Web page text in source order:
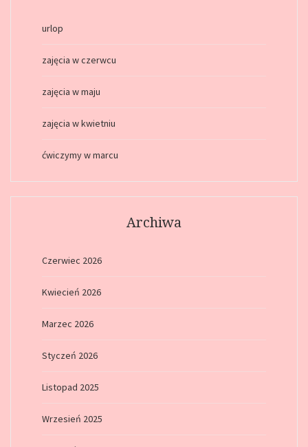
urlop
zajęcia w czerwcu
zajęcia w maju
zajęcia w kwietniu
ćwiczymy w marcu
Archiwa
Czerwiec 2026
Kwiecień 2026
Marzec 2026
Styczeń 2026
Listopad 2025
Wrzesień 2025